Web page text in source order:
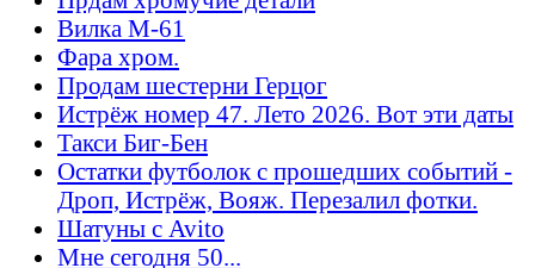
Вилка М-61
Фара хром.
Продам шестерни Герцог
Истрёж номер 47. Лето 2026. Вот эти даты
Такси Биг-Бен
Остатки футболок с прошедших событий -
Дроп, Истрёж, Вояж. Перезалил фотки.
Шатуны с Avito
Мне сегодня 50...